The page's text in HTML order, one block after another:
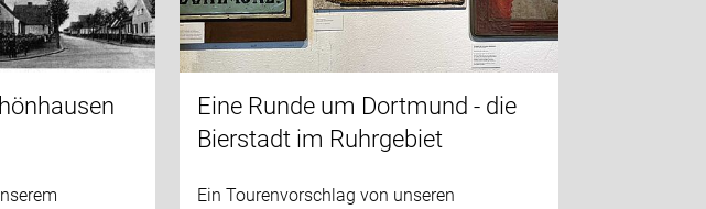
Eine Runde um Dortmund - die
Bierstadt im Ruhrgebiet
Ein Tourenvorschlag von unseren